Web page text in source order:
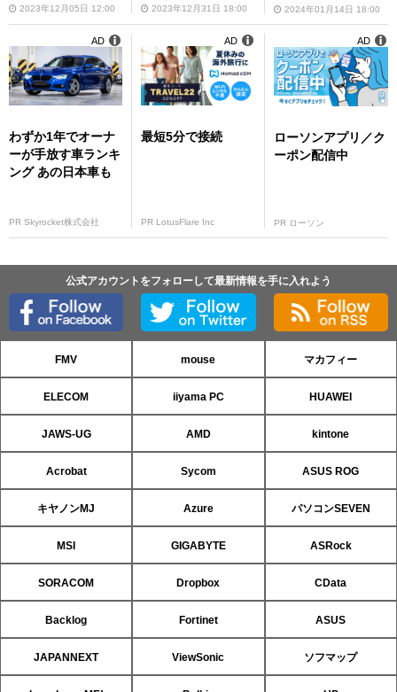
2023年12月05日 12:00 2023年12月31日 18:00 2024年01月14日 18:00
わずか1年でオーナ
ーが手放す車ランキ
ング あの日本車も
PR Skyrocket株式会社
AD
最短5分で接続
PR LotusFlare Inc
AD
ローソンアプリ／ク
ーポン配信中
PR ローソン
AD
公式アカウントをフォローして最新情報を手に入れよう
FMV mouse マカフィー
ELECOM iiyama PC HUAWEI
JAWS-UG AMD kintone
Acrobat Sycom ASUS ROG
キヤノンMJ Azure パソコンSEVEN
MSI GIGABYTE ASRock
SORACOM Dropbox CData
Backlog Fortinet ASUS
JAPANNEXT ViewSonic ソフマップ